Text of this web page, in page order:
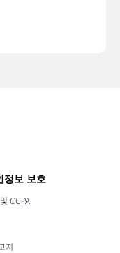
정보 보호
CCPA
지